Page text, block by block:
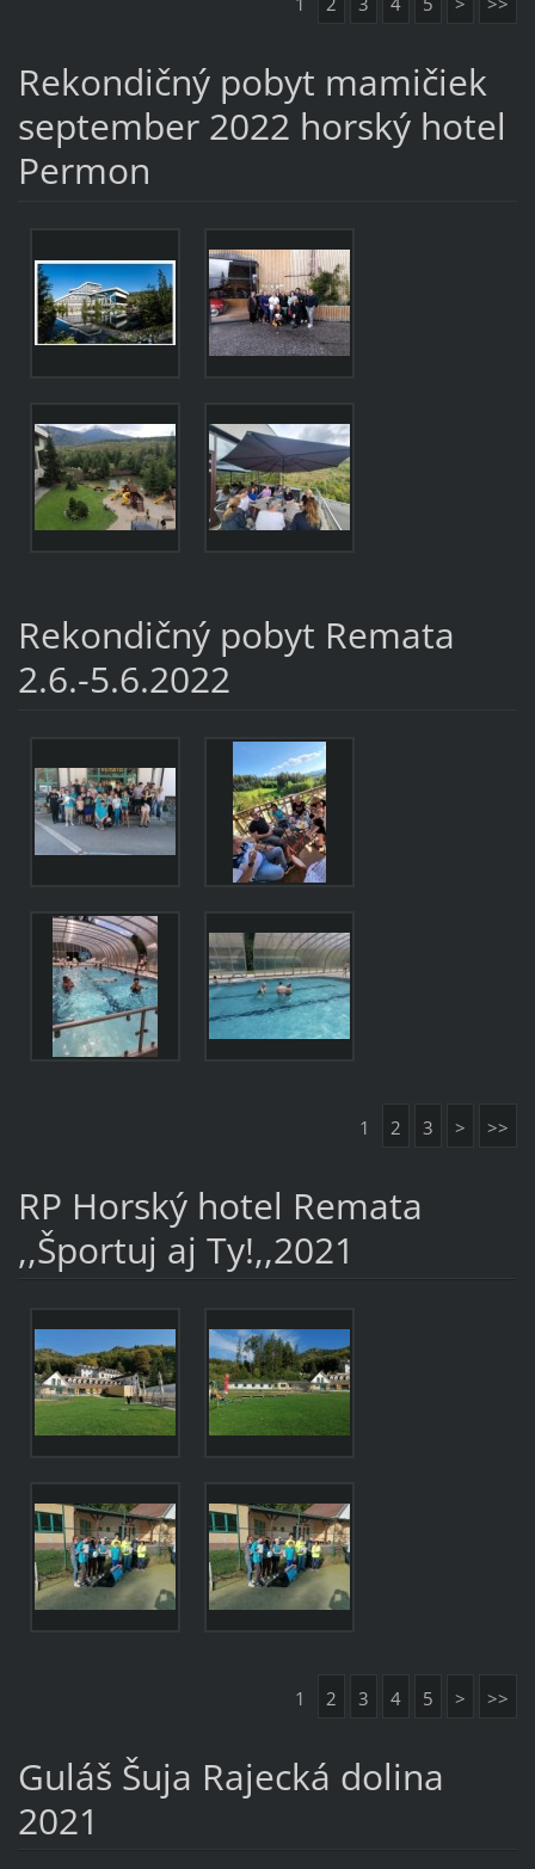
Rekondičný pobyt mamičiek
september 2022 horský hotel
Permon
Rekondičný pobyt Remata
2.6.-5.6.2022
1 2 3 > >>
RP Horský hotel Remata
,,Športuj aj Ty!,,2021
1 2 3 4 5 > >>
Guláš Šuja Rajecká dolina
2021